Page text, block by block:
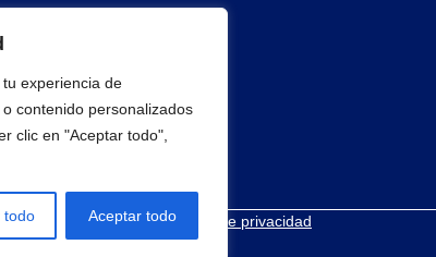
experiencia de
contenido personalizados
clic en "Aceptar todo",
todo Aceptar todo
Términos y condicionesPolítica de privacidad